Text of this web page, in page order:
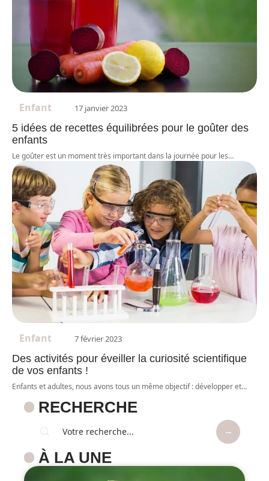
Enfant 17 janvier 2023
5 idées de recettes équilibrées pour le goûter des
enfants
Le goûter est un moment très important dans la journée pour les…
Enfant 7 février 2023
Des activités pour éveiller la curiosité scientifique
de vos enfants !
Enfants et adultes, nous avons tous un même objectif : développer et…
RECHERCHE
À LA UNE